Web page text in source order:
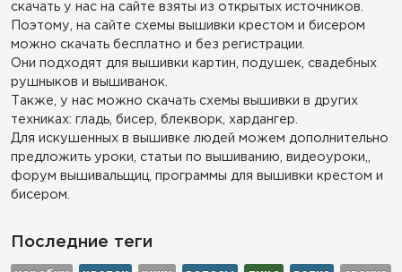
скачать у нас на сайте взяты из открытых источников.
Поэтому, на сайте схемы вышивки крестом и бисером
можно скачать бесплатно и без регистрации.
Они подходят для вышивки картин, подушек, свадебных
рушныков и вышиванок.
Также, у нас можно скачать схемы вышивки в других
техниках: гладь, бисер, блекворк, хардангер.
Для искушенных в вышивке людей можем дополнительно
предложить уроки, статьи по вышиванию, видеоуроки,,
форум вышивальщиц, программы для вышивки крестом и
бисером.
Последние теги